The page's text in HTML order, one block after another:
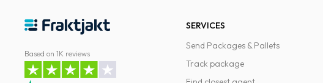
Based on 1K reviews
SERVICES
Send Packages & Pallets
Track package